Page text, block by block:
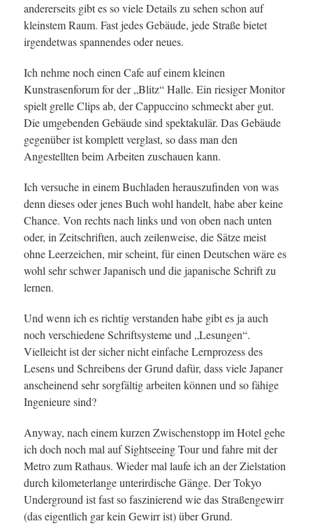
andererseits gibt es so viele Details zu sehen schon auf
kleinstem Raum. Fast jedes Gebäude, jede Straße bietet
irgendetwas spannendes oder neues.
Ich nehme noch einen Cafe auf einem kleinen
Kunstrasenforum for der „Blitz“ Halle. Ein riesiger Monitor
spielt grelle Clips ab, der Cappuccino schmeckt aber gut.
Die umgebenden Gebäude sind spektakulär. Das Gebäude
gegenüber ist komplett verglast, so dass man den
Angestellten beim Arbeiten zuschauen kann.
Ich versuche in einem Buchladen herauszufinden von was
denn dieses oder jenes Buch wohl handelt, habe aber keine
Chance. Von rechts nach links und von oben nach unten
oder, in Zeitschriften, auch zeilenweise, die Sätze meist
ohne Leerzeichen, mir scheint, für einen Deutschen wäre es
wohl sehr schwer Japanisch und die japanische Schrift zu
lernen.
Und wenn ich es richtig verstanden habe gibt es ja auch
noch verschiedene Schriftsysteme und „Lesungen“.
Vielleicht ist der sicher nicht einfache Lernprozess des
Lesens und Schreibens der Grund dafür, dass viele Japaner
anscheinend sehr sorgfältig arbeiten können und so fähige
Ingenieure sind?
Anyway, nach einem kurzen Zwischenstopp im Hotel gehe
ich doch noch mal auf Sightseeing Tour und fahre mit der
Metro zum Rathaus. Wieder mal laufe ich an der Zielstation
durch kilometerlange unterirdische Gänge. Der Tokyo
Underground ist fast so faszinierend wie das Straßengewirr
(das eigentlich gar kein Gewirr ist) über Grund.